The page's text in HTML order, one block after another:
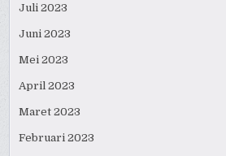
Juli 2023
Juni 2023
Mei 2023
April 2023
Maret 2023
Februari 2023